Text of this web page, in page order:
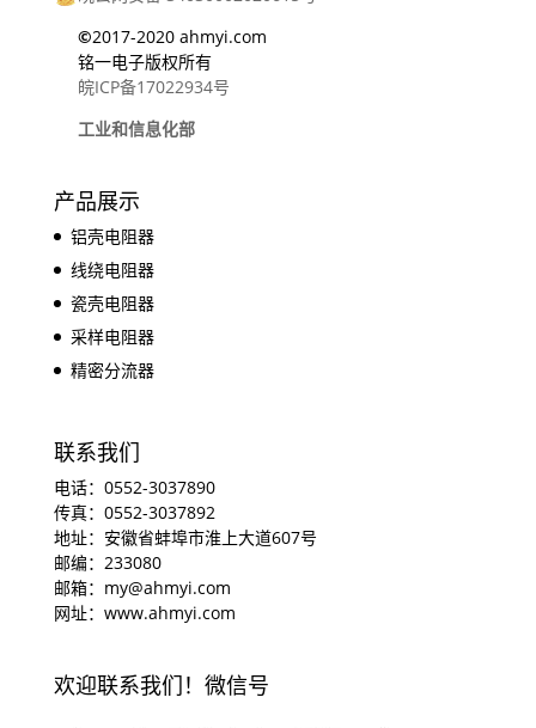
©2017-2020 ahmyi.com
铭一电子版权所有
皖ICP备17022934号
工业和信息化部
产品展示
铝壳电阻器
线绕电阻器
瓷壳电阻器
采样电阻器
精密分流器
联系我们
电话：0552-3037890
传真：0552-3037892
地址：安徽省蚌埠市淮上大道607号
邮编：233080
邮箱：my@ahmyi.com
网址：www.ahmyi.com
欢迎联系我们！微信号